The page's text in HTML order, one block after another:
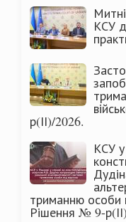
КСУ
р(ІІ)/2026.
КСУ у
триманню особи
Рішення № 9-